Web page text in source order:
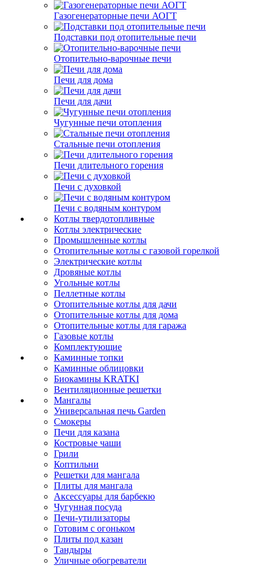
Газогенераторные печи АОГТ
Подставки под отопительные печи
Отопительно-варочные печи
Печи для дома
Печи для дачи
Чугунные печи отопления
Стальные печи отопления
Печи длительного горения
Печи с духовкой
Печи с водяным контуром
Котлы твердотопливные
Котлы электрические
Промышленные котлы
Отопительные котлы с газовой горелкой
Электрические котлы
Дровяные котлы
Угольные котлы
Пеллетные котлы
Отопительные котлы для дачи
Отопительные котлы для дома
Отопительные котлы для гаража
Газовые котлы
Комплектующие
Каминные топки
Каминные облицовки
Биокамины KRATKI
Вентиляционные решетки
Мангалы
Универсальная печь Garden
Смокеры
Печи для казана
Костровые чаши
Грили
Коптильни
Решетки для мангала
Плиты для мангала
Аксессуары для барбекю
Чугунная посуда
Печи-утилизаторы
Готовим с огоньком
Плиты под казан
Тандыры
Уличные обогреватели